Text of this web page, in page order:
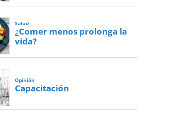
Salud
¿Comer menos prolonga la
vida?
Opinión
Capacitación